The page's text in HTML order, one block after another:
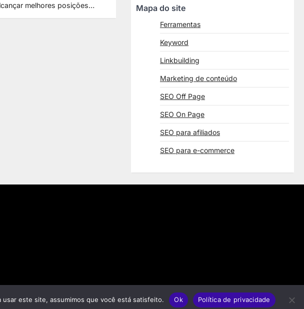
melhores posições…
Mapa do site
Ferramentas
Keyword
Linkbuilding
Marketing de conteúdo
SEO Off Page
SEO On Page
SEO para afiliados
SEO para e-commerce
este site, assumimos que você está satisfeito. Ok Política de privacidade